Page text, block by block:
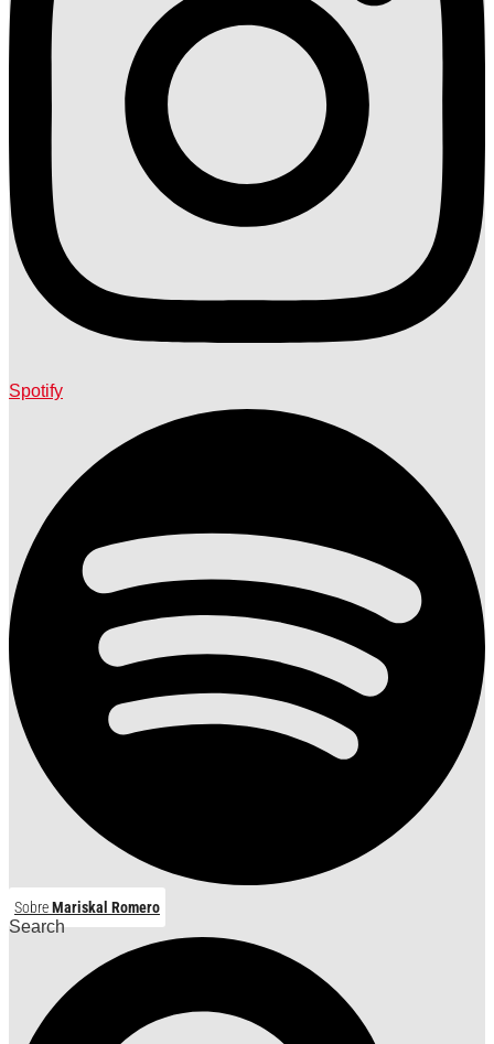
Spotify
SobreMariskal Romero
Search